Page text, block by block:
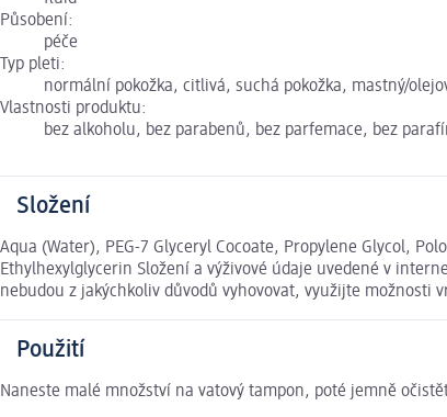
Působení:
péče
Typ pleti:
normální pokožka, citlivá, suchá pokožka, mastný/
Vlastnosti produktu:
bez alkoholu, bez parabenů, bez parfemace, bez
Složení
Aqua (Water), PEG-7 Glyceryl Cocoate, Propylene Glycol,
Ethylhexylglycerin Složení a výživové údaje uvedené v
nebudou z jakýchkoliv důvodů vyhovovat, využijte možnosti
Použití
Naneste malé množství na vatový tampon, poté jemně